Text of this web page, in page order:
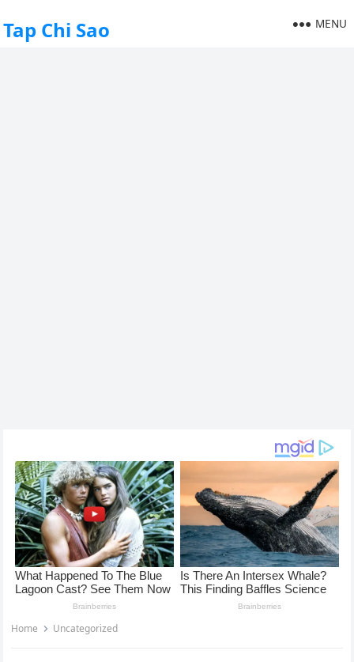
Tap Chi Sao MENU
Home Uncategorized